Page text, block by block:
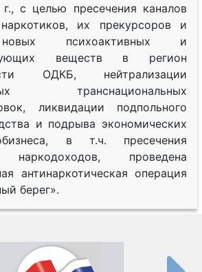
с целью пресечения каналов
их прекурсоров и
психоактивных и
веществ в регион
ОДКБ, нейтрализации
транснациональных
ликвидации подпольного
и подрыва экономических
в т.ч. пресечения
наркодоходов, проведена
антинаркотическая операция
берег».